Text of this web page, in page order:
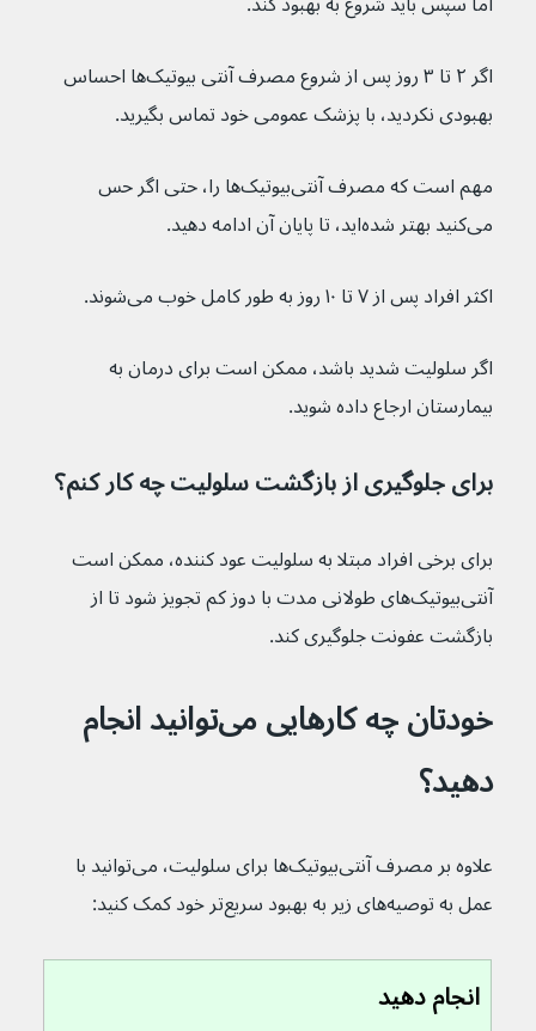
اگر ۲ تا ۳ روز پس از شروع مصرف آنتی بیوتیک‌ها احساس
بهبودی نکردید، با پزشک عمومی خود تماس بگیرید.
مهم است که مصرف آنتی‌بیوتیک‌ها را، حتی اگر حس
می‌کنید بهتر شده‌اید، تا پایان آن ادامه دهید.
اکثر افراد پس از ۷ تا ۱۰ روز به طور کامل خوب می‌شوند.
اگر سلولیت شدید باشد، ممکن است برای درمان به
بیمارستان ارجاع داده شوید.
برای جلوگیری از بازگشت سلولیت چه کار کنم؟
برای برخی افراد مبتلا به سلولیت عود کننده، ممکن است
آنتی‌بیوتیک‌های طولانی مدت با دوز کم تجویز شود تا از
بازگشت عفونت جلوگیری کند.
خودتان چه کارهایی می‌توانید انجام
دهید؟
علاوه بر مصرف آنتی‌بیوتیک‌ها برای سلولیت، می‌توانید با
عمل به توصیه‌های زیر به بهبود سریع‌تر خود کمک کنید:
انجام دهید